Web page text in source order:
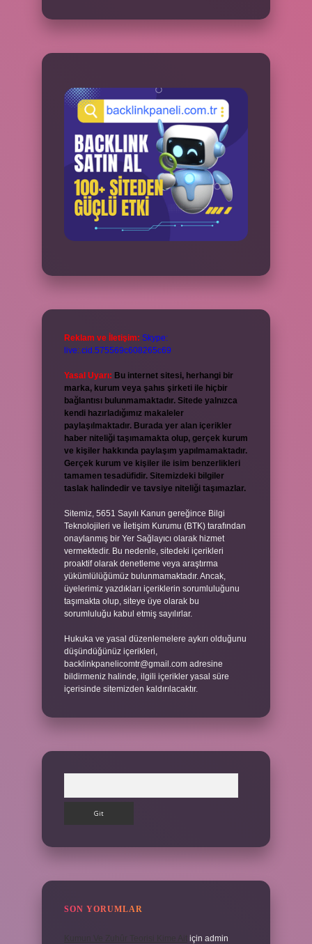
Reklam ve İletişim: Skype:
live:.cid.575569c608265c69
Yasal Uyarı: Bu internet sitesi, herhangi bir
marka, kurum veya şahıs şirketi ile hiçbir
bağlantısı bulunmamaktadır. Sitede yalnızca
kendi hazırladığımız makaleler
paylaşılmaktadır. Burada yer alan içerikler
haber niteliği taşımamakta olup, gerçek kurum
ve kişiler hakkında paylaşım yapılmamaktadır.
Gerçek kurum ve kişiler ile isim benzerlikleri
tamamen tesadüfidir. Sitemizdeki bilgiler
taslak halindedir ve tavsiye niteliği taşımazlar.
Sitemiz, 5651 Sayılı Kanun gereğince Bilgi
Teknolojileri ve İletişim Kurumu (BTK) tarafından
onaylanmış bir Yer Sağlayıcı olarak hizmet
vermektedir. Bu nedenle, sitedeki içerikleri
proaktif olarak denetleme veya araştırma
yükümlülüğümüz bulunmamaktadır. Ancak,
üyelerimiz yazdıkları içeriklerin sorumluluğunu
taşımakta olup, siteye üye olarak bu
sorumluluğu kabul etmiş sayılırlar.
Hukuka ve yasal düzenlemelere aykırı olduğunu
düşündüğünüz içerikleri,
backlinkpanelicomtr@gmail.com adresine
bildirmeniz halinde, ilgili içerikler yasal süre
içerisinde sitemizden kaldırılacaktır.
SON YORUMLAR
için admin